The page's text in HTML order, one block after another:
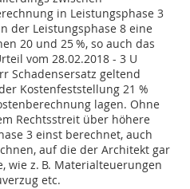
in Leistungsphase 3
der Leistungsphase 8 eine
20 und 25 %, so auch das
vom 28.02.2018 - 3 U
Schadensersatz geltend
Kostenfeststellung 21 %
lagen. Ohne
Rechtsstreit über höhere
3 einst berechnet, auch
auf die der Architekt gar
wie z. B. Materialteuerungen
etc.